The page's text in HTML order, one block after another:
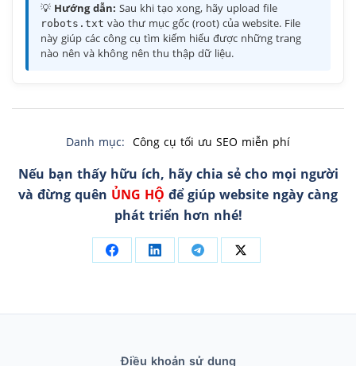
💡 Hướng dẫn: Sau khi tạo xong, hãy upload file
robots.txt vào thư mục gốc (root) của website. File
này giúp các công cụ tìm kiếm hiểu được những trang
nào nên và không nên thu thập dữ liệu.
Danh mục: Công cụ tối ưu SEO miễn phí
Nếu bạn thấy hữu ích, hãy chia sẻ cho mọi người
và đừng quên ỦNG HỘ để giúp website ngày càng
phát triển hơn nhé!
Điều khoản sử dụng